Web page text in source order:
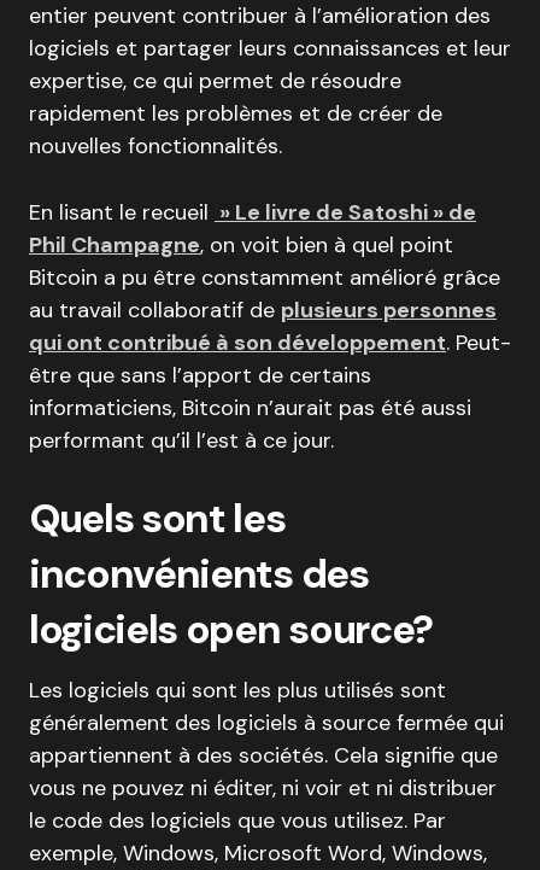
entier peuvent contribuer à l’amélioration des
logiciels et partager leurs connaissances et leur
expertise, ce qui permet de résoudre
rapidement les problèmes et de créer de
nouvelles fonctionnalités.
En lisant le recueil » Le livre de Satoshi » de
Phil Champagne, on voit bien à quel point
Bitcoin a pu être constamment amélioré grâce
au travail collaboratif de plusieurs personnes
qui ont contribué à son développement. Peut-
être que sans l’apport de certains
informaticiens, Bitcoin n’aurait pas été aussi
performant qu’il l’est à ce jour.
Quels sont les
inconvénients des
logiciels open source?
Les logiciels qui sont les plus utilisés sont
généralement des logiciels à source fermée qui
appartiennent à des sociétés. Cela signifie que
vous ne pouvez ni éditer, ni voir et ni distribuer
le code des logiciels que vous utilisez. Par
exemple, Windows, Microsoft Word, Windows,